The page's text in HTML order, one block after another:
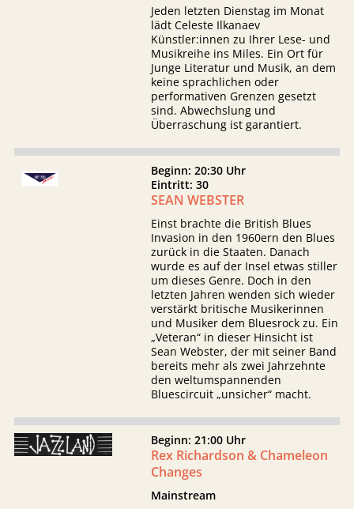
Jeden letzten Dienstag im Monat
lädt Celeste Ilkanaev
Künstler:innen zu Ihrer Lese- und
Musikreihe ins Miles. Ein Ort für
Junge Literatur und Musik, an dem
keine sprachlichen oder
performativen Grenzen gesetzt
sind. Abwechslung und
Überraschung ist garantiert.
Beginn: 20:30 Uhr
Eintritt: 30
SEAN WEBSTER
Einst brachte die British Blues
Invasion in den 1960ern den Blues
zurück in die Staaten. Danach
wurde es auf der Insel etwas stiller
um dieses Genre. Doch in den
letzten Jahren wenden sich wieder
verstärkt britische Musikerinnen
und Musiker dem Bluesrock zu. Ein
„Veteran“ in dieser Hinsicht ist
Sean Webster, der mit seiner Band
bereits mehr als zwei Jahrzehnte
den weltumspannenden
Bluescircuit „unsicher“ macht.
Beginn: 21:00 Uhr
Rex Richardson & Chameleon
Changes
Mainstream